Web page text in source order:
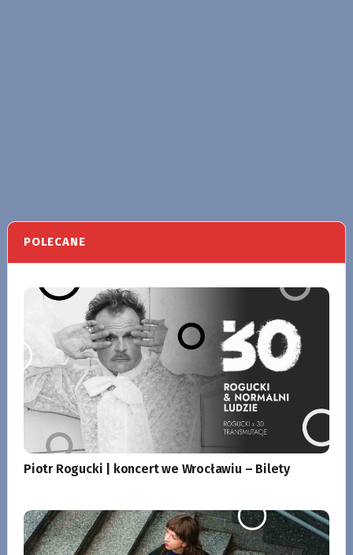
POLECANE
Piotr Rogucki | koncert we Wrocławiu – Bilety